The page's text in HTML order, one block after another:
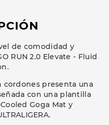
de comodidad y
RUN 2.0 Elevate - Fluid
cordones presenta una
con una plantilla
Goga Mat y